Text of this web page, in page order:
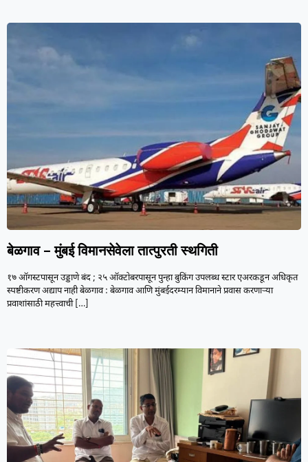
बेळगाव – मुंबई विमानसेवेला तात्पुरती स्थगिती
१७ ऑगस्टपासून उड्डाणे बंद ; २५ ऑक्टोबरपासून पुन्हा बुकिंग उपलब्ध स्टार एअरकडून अधिकृत
स्पष्टीकरण अद्याप नाही बेळगाव : बेळगाव आणि मुंबईदरम्यान विमानाने प्रवास करणाऱ्या
प्रवाशांसाठी महत्त्वाची[…]